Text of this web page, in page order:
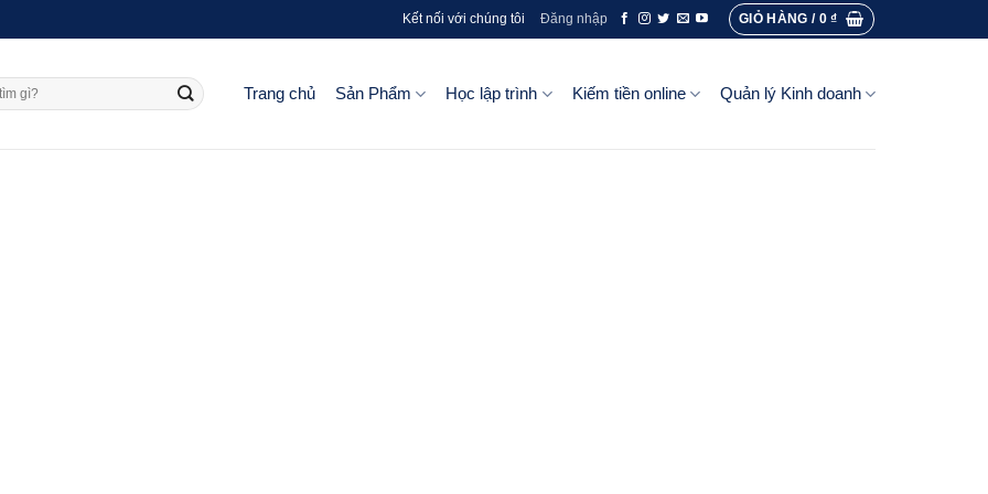
Kết nối với chúng tôi Đăng nhập GIỎ HÀNG / 0₫
Trang chủ Sản Phẩm Học lập trình Kiếm tiền online Quản lý Kinh doanh